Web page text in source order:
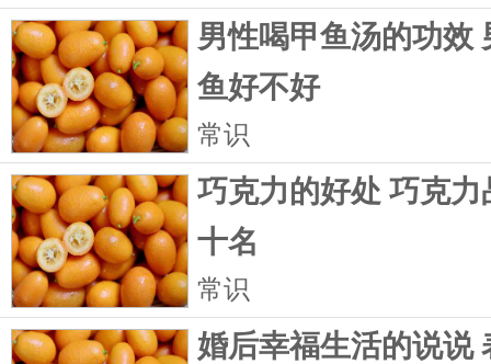
男性喝甲鱼汤的功效
鱼好不好
常识
巧克力的好处 巧克
十名
常识
婚后幸福生活的说说